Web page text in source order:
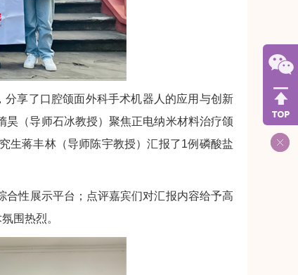
分享了口腔颌面外科手术机器人的应用与创新
（导师石冰教授）聚焦正电纳米材料治疗颌
生蒋丰林（导师陈宇教授）汇报了1例磷酸盐
合性展示平台；点评嘉宾们对汇报内容给予高
围热烈。